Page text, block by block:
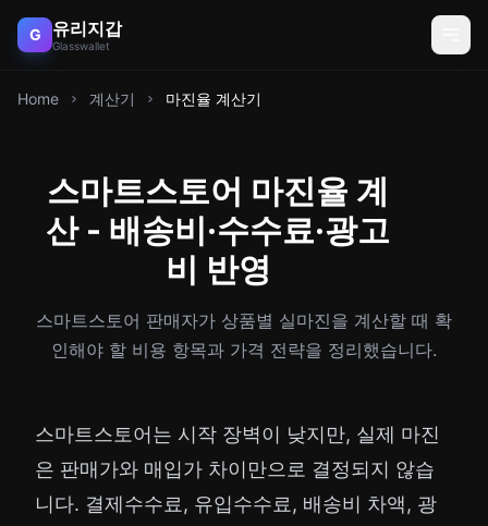
G 유리지갑
Glasswallet
Home 계산기 마진율 계산기
스마트스토어 마진율 계
산 - 배송비·수수료·광고
비 반영
스마트스토어 판매자가 상품별 실마진을 계산할 때 확
인해야 할 비용 항목과 가격 전략을 정리했습니다.
스마트스토어는 시작 장벽이 낮지만, 실제 마진
은 판매가와 매입가 차이만으로 결정되지 않습
니다. 결제수수료, 유입수수료, 배송비 차액, 광